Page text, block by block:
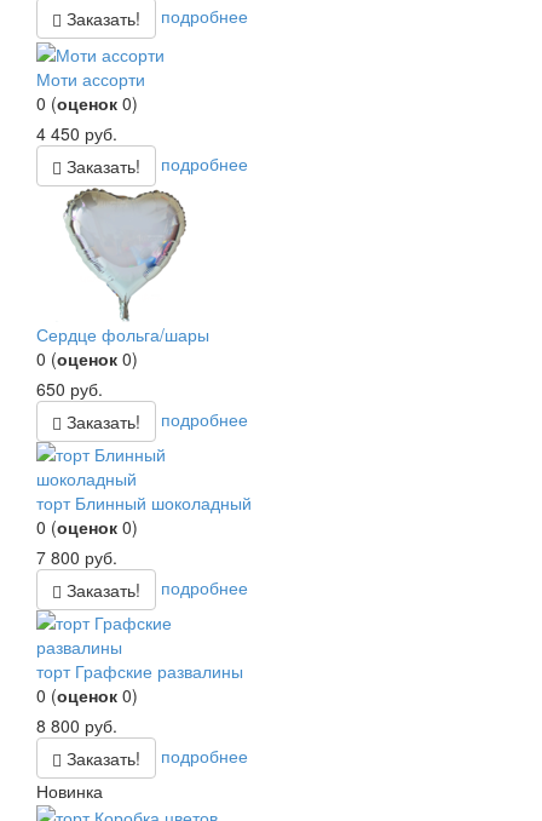
Заказать!
подробнее
Моти ассорти
0 (оценок 0)
4 450 руб.
Заказать!
подробнее
Сердце фольга/шары
0 (оценок 0)
650 руб.
Заказать!
подробнее
торт Блинный шоколадный
0 (оценок 0)
7 800 руб.
Заказать!
подробнее
торт Графские развалины
0 (оценок 0)
8 800 руб.
Заказать!
подробнее
Новинка